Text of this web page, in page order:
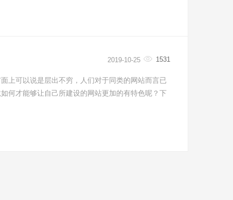
上可以说是层出不穷，人们对于同类的网站而言已
何才能够让自己所建设的网站更加的有特色呢？下
2019-10-25 1531